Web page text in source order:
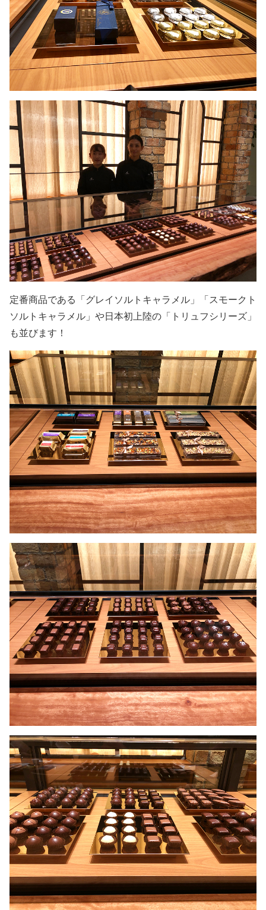
定番商品である「グレイソルトキャラメル」「スモークト
ソルトキャラメル」や日本初上陸の「トリュフシリーズ」
も並びます！